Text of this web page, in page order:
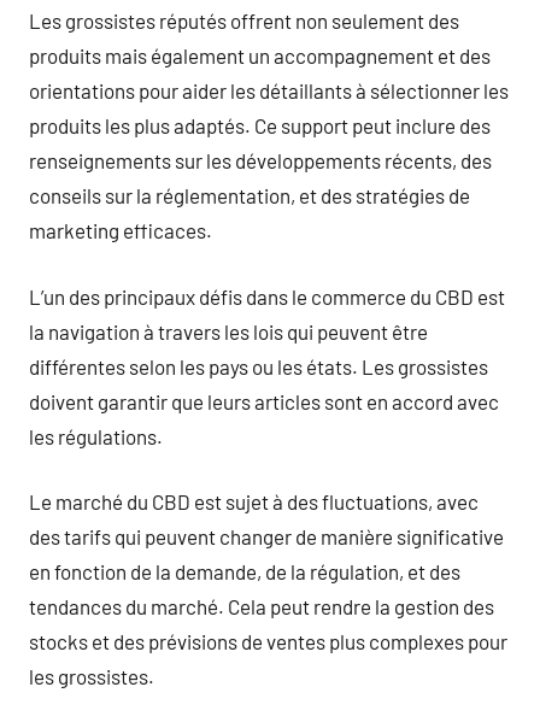
Les grossistes réputés offrent non seulement des
produits mais également un accompagnement et des
orientations pour aider les détaillants à sélectionner les
produits les plus adaptés. Ce support peut inclure des
renseignements sur les développements récents, des
conseils sur la réglementation, et des stratégies de
marketing efficaces.
L’un des principaux défis dans le commerce du CBD est
la navigation à travers les lois qui peuvent être
différentes selon les pays ou les états. Les grossistes
doivent garantir que leurs articles sont en accord avec
les régulations.
Le marché du CBD est sujet à des fluctuations, avec
des tarifs qui peuvent changer de manière significative
en fonction de la demande, de la régulation, et des
tendances du marché. Cela peut rendre la gestion des
stocks et des prévisions de ventes plus complexes pour
les grossistes.